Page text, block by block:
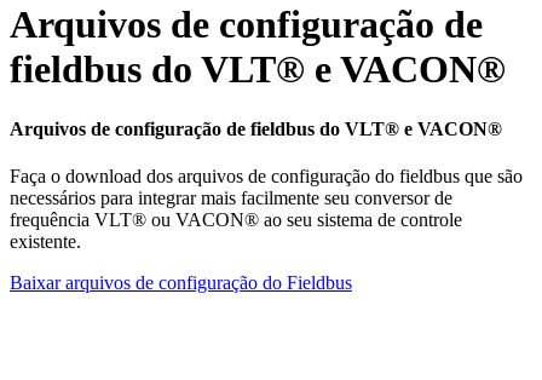
Arquivos de configuração de
fieldbus do VLT® e VACON®
Arquivos de configuração de fieldbus do VLT® e VACON®
Faça o download dos arquivos de configuração do fieldbus que são
necessários para integrar mais facilmente seu conversor de
frequência VLT® ou VACON® ao seu sistema de controle
existente.
Baixar arquivos de configuração do Fieldbus